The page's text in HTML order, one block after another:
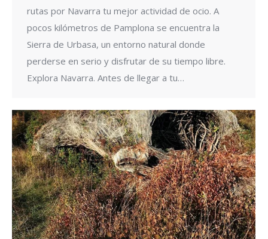
rutas por Navarra tu mejor actividad de ocio. A
pocos kilómetros de Pamplona se encuentra la
Sierra de Urbasa, un entorno natural donde
perderse en serio y disfrutar de su tiempo libre.
Explora Navarra. Antes de llegar a tu…